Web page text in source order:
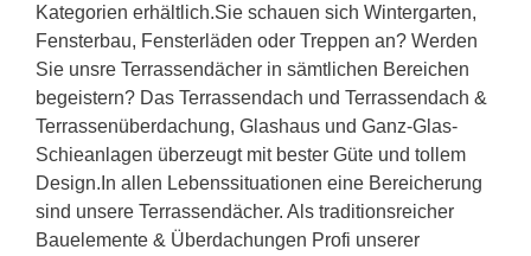
Kategorien erhältlich.Sie schauen sich Wintergarten,
Fensterbau, Fensterläden oder Treppen an? Werden
Sie unsre Terrassendächer in sämtlichen Bereichen
begeistern? Das Terrassendach und Terrassendach &
Terrassenüberdachung, Glashaus und Ganz-Glas-
Schieanlagen überzeugt mit bester Güte und tollem
Design.In allen Lebenssituationen eine Bereicherung
sind unsere Terrassendächer. Als traditionsreicher
Bauelemente & Überdachungen Profi unserer